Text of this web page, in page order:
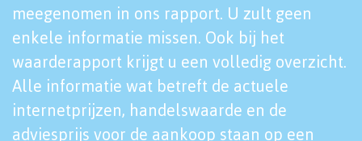
meegenomen in ons rapport. U zult geen
enkele informatie missen. Ook bij het
waarderapport krijgt u een volledig overzicht.
Alle informatie wat betreft de actuele
internetprijzen, handelswaarde en de
adviesprijs voor de aankoop staan op een